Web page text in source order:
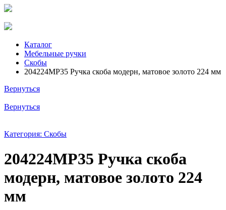
Каталог
Мебельные ручки
Скобы
204224MP35 Ручка скоба модерн, матовое золото 224 мм
Вернуться
Вернуться
Категория: Скобы
204224MP35 Ручка скоба
модерн, матовое золото 224
мм